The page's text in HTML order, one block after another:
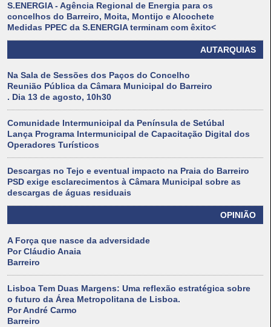
S.ENERGIA - Agência Regional de Energia para os
concelhos do Barreiro, Moita, Montijo e Alcochete
Medidas PPEC da S.ENERGIA terminam com êxito<
AUTARQUIAS
Na Sala de Sessões dos Paços do Concelho
Reunião Pública da Câmara Municipal do Barreiro
. Dia 13 de agosto, 10h30
Comunidade Intermunicipal da Península de Setúbal
Lança Programa Intermunicipal de Capacitação Digital dos
Operadores Turísticos
Descargas no Tejo e eventual impacto na Praia do Barreiro
PSD exige esclarecimentos à Câmara Municipal sobre as
descargas de águas residuais
OPINIÃO
A Força que nasce da adversidade
Por Cláudio Anaia
Barreiro
Lisboa Tem Duas Margens: Uma reflexão estratégica sobre
o futuro da Área Metropolitana de Lisboa.
Por André Carmo
Barreiro